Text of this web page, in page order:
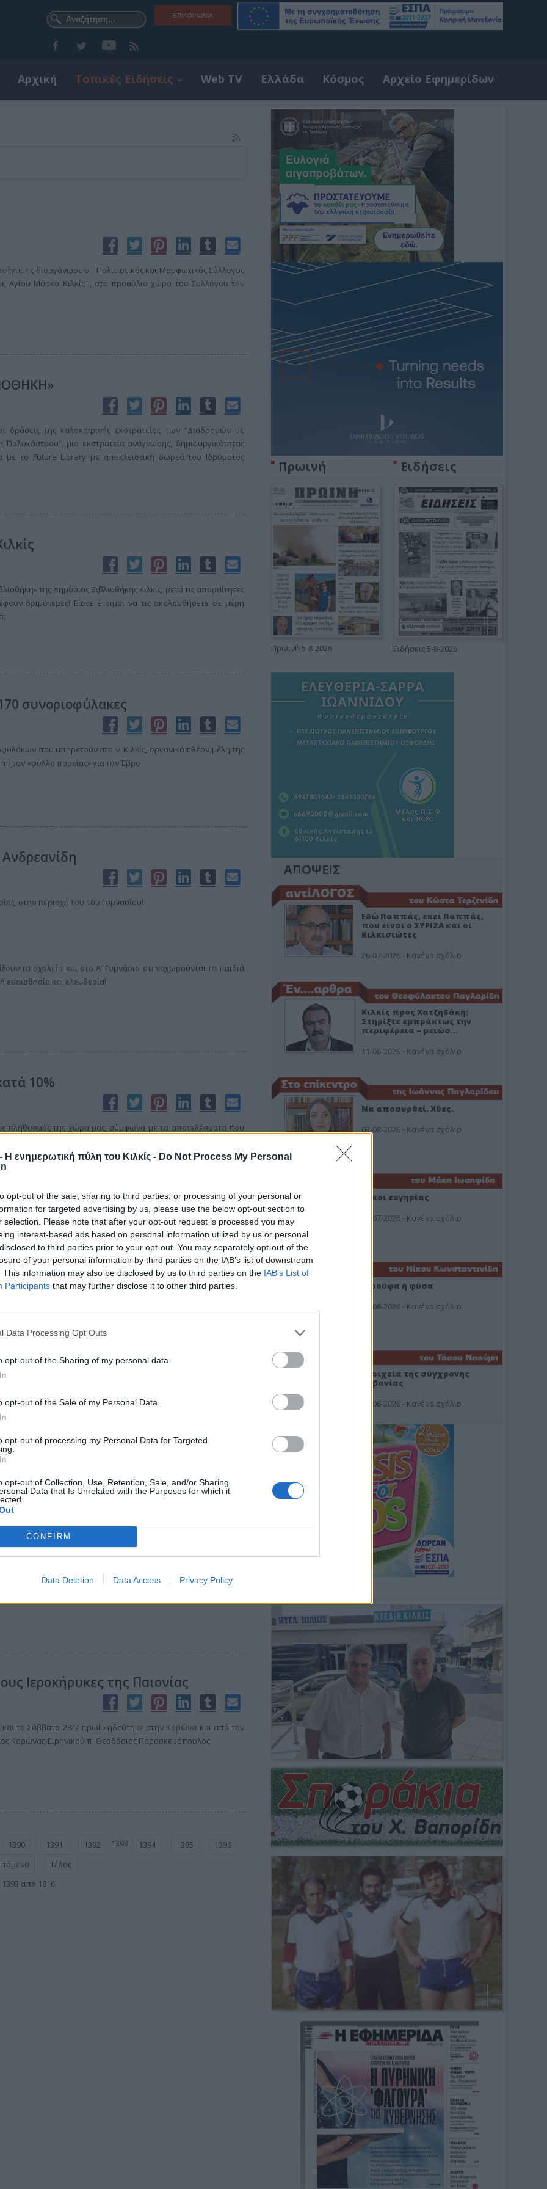
Η ενημερωτική πύλη του Κιλκίς - Do Not Process My Personal
opt-out of the sale, sharing to third parties, or processing of your personal or
for targeted advertising by us, please use the below opt-out section to
selection. Please note that after your opt-out request is processed you may
interest-based ads based on personal information utilized by us or personal
to third parties prior to your opt-out. You may separately opt-out of the
of your personal information by third parties on the IAB’s list of downstream
This information may also be disclosed by us to third parties on the IAB’s List of
Participants that may further disclose it to other third parties.
Data Processing Opt Outs
opt-out of the Sharing of my personal data.
opt-out of the Sale of my Personal Data.
opt-out of processing my Personal Data for Targeted
opt-out of Collection, Use, Retention, Sale, and/or Sharing
Data that Is Unrelated with the Purposes for which it
CONFIRM
Data Deletion Data Access Privacy Policy
ΕΠΙΚΟΙΝΩΝΊΑ
Αρχική Τοπικές Ειδήσεις Web TV Ελλάδα Κόσμος Αρχείο Εφημερίδων
διοργάνωσε ο ¨Πολιτιστικός και Μορφωτικός Σύλλογος
Αγίου Μάρκο Κιλκίς¨, στο προαύλιο χώρο του Συλλόγου την
δράσεις της καλοκαιρινής εκστρατείας των “Διαδρομών με
Πολυκάστρου”, μια εκστρατεία ανάγνωσης, δημιουργικότητας
με το Future Library με αποκλειστική δωρεά του Ιδρύματος
της Δημόσιας Βιβλιοθήκης Κιλκίς, μετά τις απαραίτητες
δριμύτερες! Είστε έτοιμοι να τις ακολουθήσετε σε μέρη
συνοριοφύλακες
που υπηρετούν στο ν. Κιλκίς, οργανικά πλέον μέλη της
πήραν «φύλλο πορείας» για τον Έβρο
στην περιοχή του 1ου Γυμνασίου!
τα σχολεία και στο Α' Γυμνάσιο στεναχωρούνται τα παιδιά
ευαισθησία και ελευθερία!
10%
πληθυσμός της χώρα μας, σύμφωνα με τα αποτελέσματα που
Αρχή (ΕΛΣΤΑΤ).
Γεώργιος Γεωργαντάς συνυπέγραψε ερώτηση
Βουλής προς τον Υπουργό Οικονομικών Γιάννη Στουρνάρα
αντιδημάρχων…
αιρετών και των δύο βαθμίδων, προχωρά η κυβέρνηση ως
μισθούς του πρωθυπουργού των υπουργών και των
της ΑΤΕ
από τα ΜΜΕ για την ΑΤΕ ο πρώην υπουργός
δήλωση:
Ιεροκήρυκες της Παιονίας
το Σάββατο 28/7 πρωί κηδεύτηκε στην Κορώνα και από τον
Κορώνας-Ειρηνικού π. Θεοδόσιος Παρασκευόπουλος
1390 1391 1392 1393 1394 1395
1396
Τέλος
1393 από 1816
Πρωινή
Πρωινή 5-8-2026
Ειδήσεις
Ειδήσεις 5-8-2026
ΑΠΟΨΕΙΣ
Εδώ Παππάς, εκεί Παππάς,
που είναι ο ΣΥΡΙΖΑ και οι
Κιλκισιώτες
26-07-2026 - Κανένα σχόλιο
Κιλκίς προς Χατζηδάκη:
Στηρίξτε εμπράκτως την
περιφέρεια – μειώσ…
11-06-2026 - Κανένα σχόλιο
Να αποσυρθεί. Χθες.
03-08-2026 - Κανένα σχόλιο
Οίκοι ευγηρίας
24-07-2026 - Κανένα σχόλιο
Ή ρούφα ή φύσα
03-08-2026 - Κανένα σχόλιο
Στοιχεία της σύγχρονης
Αλβανίας
19-06-2026 - Κανένα σχόλιο